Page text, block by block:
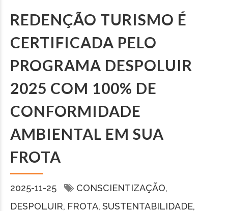
REDENÇÃO TURISMO É
CERTIFICADA PELO
PROGRAMA DESPOLUIR
2025 COM 100% DE
CONFORMIDADE
AMBIENTAL EM SUA
FROTA
2025-11-25
CONSCIENTIZAÇÃO
DESPOLUIR FROTA SUSTENTABILIDADE